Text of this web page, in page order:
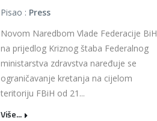
Pisao : Press
Novom Naredbom Vlade Federacije BiH
na prijedlog Kriznog štaba Federalnog
ministarstva zdravstva naređuje se
ograničavanje kretanja na cijelom
teritoriju FBiH od 21...
Više...